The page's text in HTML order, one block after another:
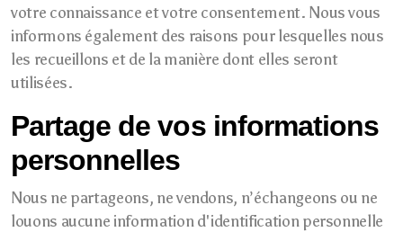
votre connaissance et votre consentement. Nous vous
informons également des raisons pour lesquelles nous
les recueillons et de la manière dont elles seront
utilisées.
Partage de vos informations
personnelles
Nous ne partageons, ne vendons, n’échangeons ou ne
louons aucune information d'identification personnelle